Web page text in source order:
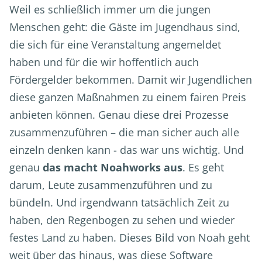
Weil es schließlich immer um die jungen
Menschen geht: die Gäste im Jugendhaus sind,
die sich für eine Veranstaltung angemeldet
haben und für die wir hoffentlich auch
Fördergelder bekommen. Damit wir Jugendlichen
diese ganzen Maßnahmen zu einem fairen Preis
anbieten können. Genau diese drei Prozesse
zusammenzuführen – die man sicher auch alle
einzeln denken kann - das war uns wichtig. Und
genau das macht Noahworks aus. Es geht
darum, Leute zusammenzuführen und zu
bündeln. Und irgendwann tatsächlich Zeit zu
haben, den Regenbogen zu sehen und wieder
festes Land zu haben. Dieses Bild von Noah geht
weit über das hinaus, was diese Software